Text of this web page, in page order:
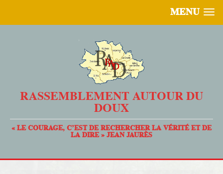
MENU
RASSEMBLEMENT AUTOUR DU
DOUX
« LE COURAGE, C’EST DE RECHERCHER LA VÉRITÉ ET DE
LA DIRE » JEAN JAURÈS